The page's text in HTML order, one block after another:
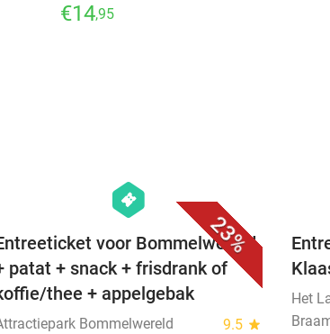
€14,95
23%
hexagon
events
voor Bommelwereld
patat + snack + frisdrank of
thee + appelgebak
Bommelwereld 9.5 star
Het